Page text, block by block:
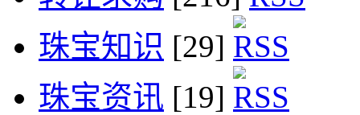
珠宝知识 [29]
珠宝资讯 [19]